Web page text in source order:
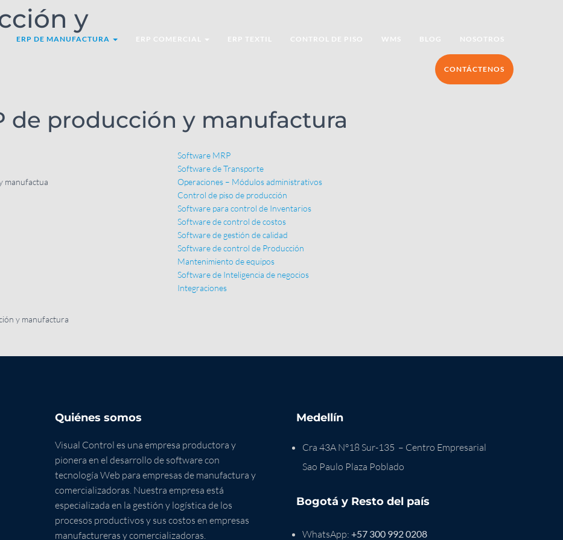
ERP DE MANUFACTURA ERP COMERCIAL ERP TEXTIL CONTROL DE PISO WMS BLOG NOSOTROS
CONTÁCTENOS
y
de producción y manufactura
Software MRP
Software de Transporte
Operaciones – Módulos administrativos
Control de piso de producción
Software para control de Inventarios
Software de control de costos
Software de gestión de calidad
Software de control de Producción
Mantenimiento de equipos
Software de Inteligencia de negocios
Integraciones
y manufactura
Quiénes somos
Visual Control es una empresa productora y
pionera en el desarrollo de software con
tecnología Web para empresas de manufactura y
comercializadoras. Nuestra empresa está
especializada en la gestión y logística de los
procesos productivos y sus costos en empresas
manufactureras y comercializadoras.
Medellín
Cra 43A N°18 Sur-135 – Centro Empresarial
Sao Paulo Plaza Poblado
Bogotá y Resto del país
WhatsApp: +57 300 992 0208